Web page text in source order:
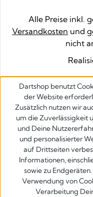
Alle Preise inkl.
Versandkosten und
nicht
Dartshop benutzt
der Website
Zusätzlich nutzen wir
um die Zuverlässigkeit
und Deine
und personalisierter
auf Drittseiten
Informationen,
sowie zu
Verwendung von
Verarbeitung